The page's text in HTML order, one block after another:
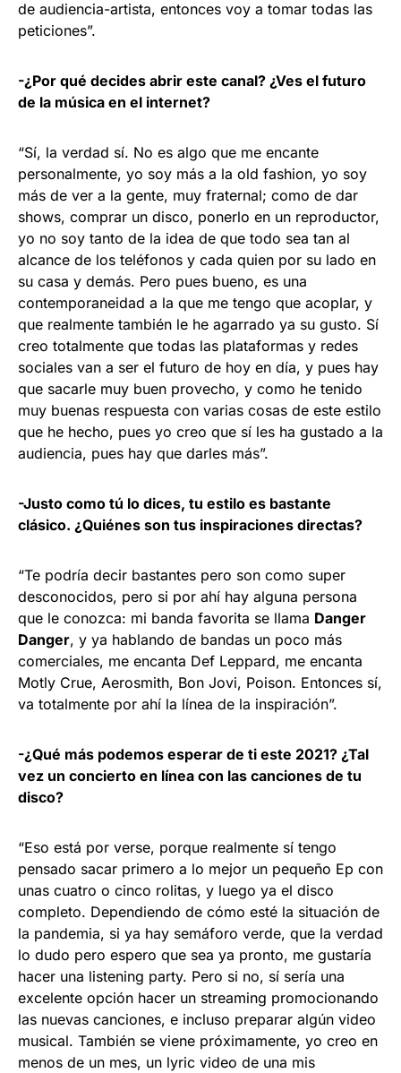
de audiencia-artista, entonces voy a tomar todas las
peticiones”.
-¿Por qué decides abrir este canal? ¿Ves el futuro
de la música en el internet?
“Sí, la verdad sí. No es algo que me encante
personalmente, yo soy más a la old fashion, yo soy
más de ver a la gente, muy fraternal; como de dar
shows, comprar un disco, ponerlo en un reproductor,
yo no soy tanto de la idea de que todo sea tan al
alcance de los teléfonos y cada quien por su lado en
su casa y demás. Pero pues bueno, es una
contemporaneidad a la que me tengo que acoplar, y
que realmente también le he agarrado ya su gusto. Sí
creo totalmente que todas las plataformas y redes
sociales van a ser el futuro de hoy en día, y pues hay
que sacarle muy buen provecho, y como he tenido
muy buenas respuesta con varias cosas de este estilo
que he hecho, pues yo creo que sí les ha gustado a la
audiencia, pues hay que darles más”.
-Justo como tú lo dices, tu estilo es bastante
clásico. ¿Quiénes son tus inspiraciones directas?
“Te podría decir bastantes pero son como super
desconocidos, pero si por ahí hay alguna persona
que le conozca: mi banda favorita se llama Danger
Danger, y ya hablando de bandas un poco más
comerciales, me encanta Def Leppard, me encanta
Motly Crue, Aerosmith, Bon Jovi, Poison. Entonces sí,
va totalmente por ahí la línea de la inspiración”.
-¿Qué más podemos esperar de ti este 2021? ¿Tal
vez un concierto en línea con las canciones de tu
disco?
“Eso está por verse, porque realmente sí tengo
pensado sacar primero a lo mejor un pequeño Ep con
unas cuatro o cinco rolitas, y luego ya el disco
completo. Dependiendo de cómo esté la situación de
la pandemia, si ya hay semáforo verde, que la verdad
lo dudo pero espero que sea ya pronto, me gustaría
hacer una listening party. Pero si no, sí sería una
excelente opción hacer un streaming promocionando
las nuevas canciones, e incluso preparar algún video
musical. También se viene próximamente, yo creo en
menos de un mes, un lyric video de una mis